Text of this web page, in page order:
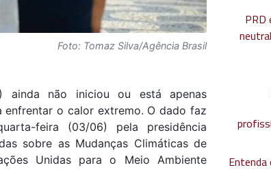
Foto: Tomaz Silva/Agência Brasil
ainda não iniciou ou está apenas
o calor extremo. O dado faz
feira (03/06) pela presidência
sobre as Mudanças Climáticas de
Unidas para o Meio Ambiente
PRD
Entenda